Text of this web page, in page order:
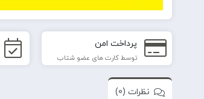
پرداخت امن
توسط کارت های عضو شتاب
نظرات (0)